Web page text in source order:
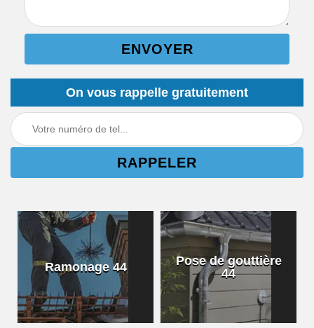
On vous rappelle gratuitement
Ramonage 44
Pose de gouttière
44